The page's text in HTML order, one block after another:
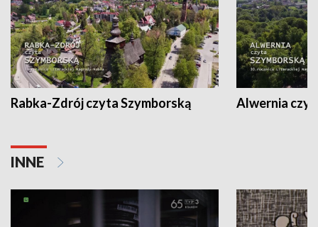
Rabka-Zdrój czyta Szymborską Alwernia
INNE